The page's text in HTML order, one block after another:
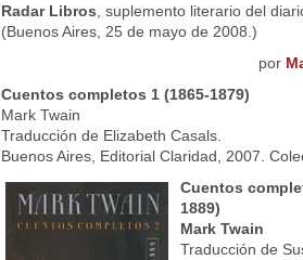
Radar Libros , suplemento literario del
(Buenos Aires, 25 de mayo de 2008.)
por
Cuentos completos 1 (1865-1879)
Mark Twain
Traducción de Elizabeth Casals.
Buenos Aires, Editorial Claridad, 2007.
Cuentos
1889)
Mark Twain
Traducción de